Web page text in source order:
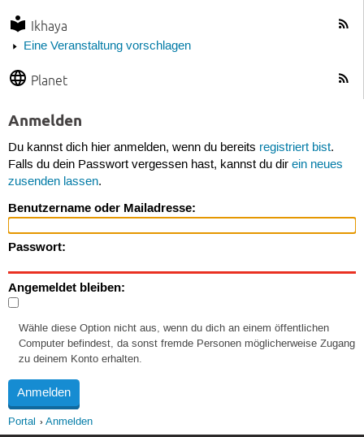
Ikhaya
Eine Veranstaltung vorschlagen
Planet
Anmelden
Du kannst dich hier anmelden, wenn du bereits registriert bist.
Falls du dein Passwort vergessen hast, kannst du dir ein neues
zusenden lassen.
Benutzername oder Mailadresse:
Passwort:
Angemeldet bleiben:
Wähle diese Option nicht aus, wenn du dich an einem öffentlichen
Computer befindest, da sonst fremde Personen möglicherweise Zugang
zu deinem Konto erhalten.
Portal Anmelden